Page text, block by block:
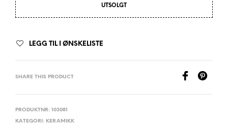
UTSOLGT
LEGG TIL I ØNSKELISTE
SHARE THIS PRODUCT
PRODUKTNR: 103081
KATEGORI: KERAMIKK